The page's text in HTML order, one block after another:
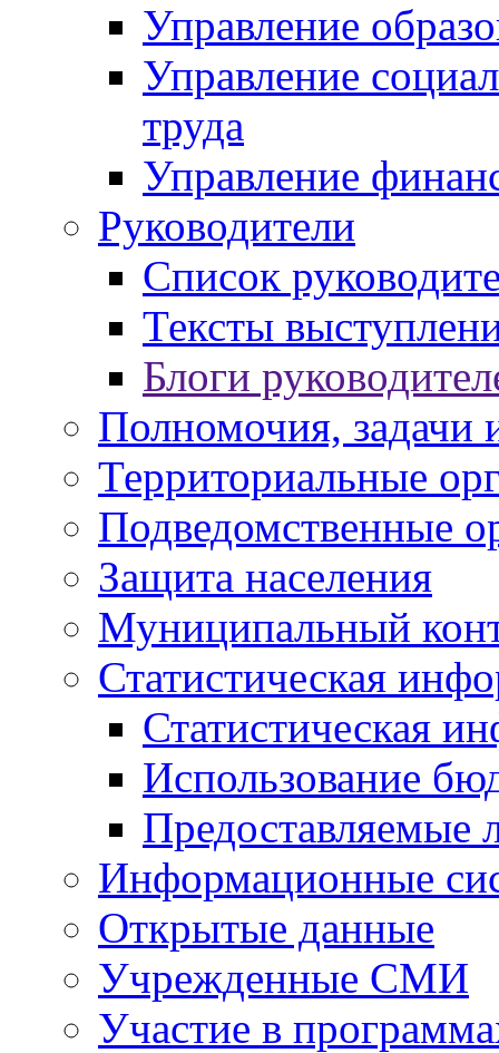
Управление
Управление
труда
Управление
Руководители
Список
Тексты
Блоги
Полномочия, задачи
Территориальные
Подведомственные
Защита населения
Муниципальный
Статистическая
Статистическая
Использование
Предоставляемые
Информационные
Открытые данные
Учрежденные СМИ
Участие в